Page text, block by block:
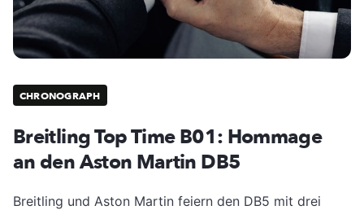
CHRONOGRAPH
Breitling Top Time B01: Hommage
an den Aston Martin DB5
Breitling und Aston Martin feiern den DB5 mit drei